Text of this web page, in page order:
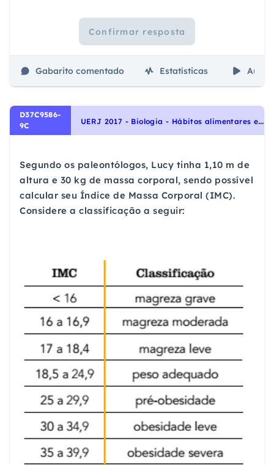
Confirmar resposta
Gabarito comentado Estatísticas Aulas
D37C9586-
9C
U
ERJ 2017 - Biologia - Hábitos alimentares e exercícios físicos, Identidade dos seres vivos, Qualidade de vida das populações humanas
Segundo os paleontólogos, Lucy tinha 1,10 m de
altura e 30 kg de massa corporal, sendo possível
calcular seu Índice de Massa Corporal (IMC).
Considere a classificação a seguir: